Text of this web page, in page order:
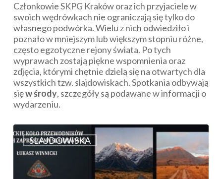
Członkowie SKPG Kraków oraz ich przyjaciele w
swoich wędrówkach nie ograniczają się tylko do
własnego podwórka. Wielu z nich odwiedziło i
poznało w mniejszym lub większym stopniu różne,
często egzotyczne rejony świata. Po tych
wyprawach zostają piękne wspomnienia oraz
zdjęcia, którymi chętnie dzielą się na otwartych dla
wszystkich tzw. slajdowiskach. Spotkania odbywają
sięw środy, szczegóły są podawane w informacji o
wydarzeniu.
SLAJDOWISKA
Zaproszenie
na
slajdowisko:
„Nowa
Zelandia